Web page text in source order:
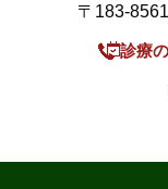
〒183-
診療